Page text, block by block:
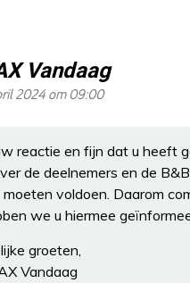
Vandaag
2024 om 09:00
reactie en fijn dat u heeft
de deelnemers en de
voldoen. Daarom
we u hiermee
groeten,
Vandaag